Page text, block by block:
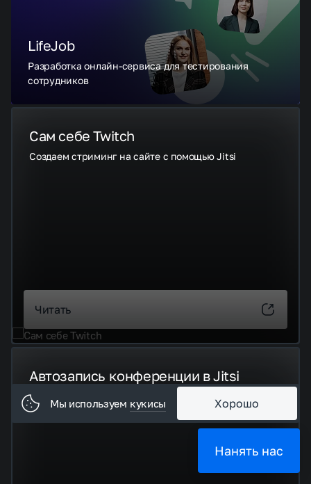
LifeJob
Разработка онлайн-сервиса для тестирования
сотрудников
Сам себе Twitch
Создаем стриминг на сайте с помощью Jitsi
Читать
Автозапись конференции в Jitsi
Как настроить через Jibri
Мы используем кукисы Хорошо
Нанять нас